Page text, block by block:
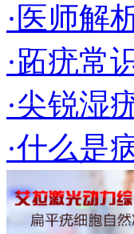
·医师解
·跖疣常
·尖锐湿
·什么是